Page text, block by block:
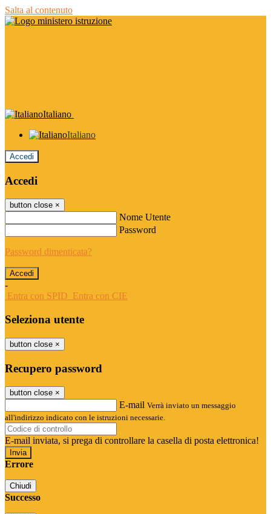
Salta al contenuto
Italiano
Italiano
Accedi
Accedi
button close ×
Nome Utente
Password
Password dimenticata?
-
Entra con SPID Entra con CIE
Seleziona utente
button close ×
Recupero password
button close ×
E-mail Verrà inviato un messaggio
all'indirizzo indicato con le istruzioni necessarie.
E-mail inviata, si prega di controllare la casella di posta elettronica!
Errore
Chiudi
Successo